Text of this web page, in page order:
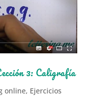
3: Caligrafía
online, Ejercicios